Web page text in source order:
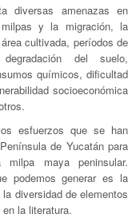
diversas amenazas en
y la migración, la
cultivada, períodos de
del suelo,
químicos, dificultad
socioeconómica
esfuerzos que se han
de Yucatán para
maya peninsular.
podemos generar es la
diversidad de elementos
la literatura.